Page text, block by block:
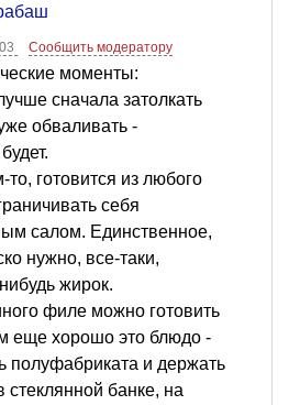
Сообщить модератору
моменты:
сначала затолкать
обваливать -
готовится из любого
себя
салом. Единственное,
нужно, все-таки,
жирок.
филе можно готовить
еще хорошо это блюдо -
полуфабриката и держать
стеклянной банке, на